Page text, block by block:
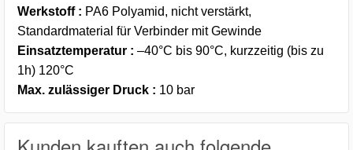
Werkstoff : PA6 Polyamid, nicht verstärkt,
Standardmaterial für Verbinder mit Gewinde
Einsatztemperatur : –40°C bis 90°C, kurzzeitig (bis zu
1h) 120°C
Max. zulässiger Druck : 10 bar